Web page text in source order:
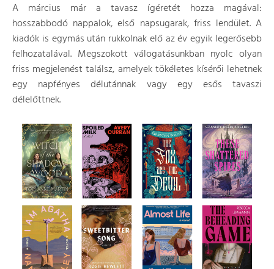
A március már a tavasz ígéretét hozza magával:
hosszabbodó nappalok, első napsugarak, friss lendület. A
kiadók is egymás után rukkolnak elő az év egyik legerősebb
felhozatalával. Megszokott válogatásunkban nyolc olyan
friss megjelenést találsz, amelyek tökéletes kísérői lehetnek
egy napfényes délutánnak vagy egy esős tavaszi
délelőttnek.